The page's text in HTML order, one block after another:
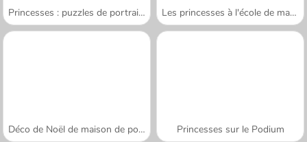
Princesses : puzzles de portraits Les princesses à l'école de magie
Déco de Noël de maison de poupées Princesses sur le Podium